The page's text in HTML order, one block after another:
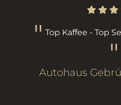
Top Kaffee - Top
Autohaus